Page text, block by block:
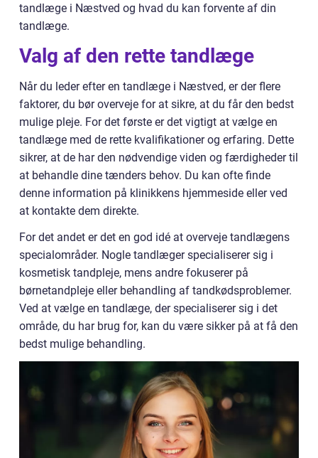
tandlæge i Næstved og hvad du kan forvente af din
tandlæge.
Valg af den rette tandlæge
Når du leder efter en tandlæge i Næstved, er der flere
faktorer, du bør overveje for at sikre, at du får den bedst
mulige pleje. For det første er det vigtigt at vælge en
tandlæge med de rette kvalifikationer og erfaring. Dette
sikrer, at de har den nødvendige viden og færdigheder til
at behandle dine tænders behov. Du kan ofte finde
denne information på klinikkens hjemmeside eller ved
at kontakte dem direkte.
For det andet er det en god idé at overveje tandlægens
specialområder. Nogle tandlæger specialiserer sig i
kosmetisk tandpleje, mens andre fokuserer på
børnetandpleje eller behandling af tandkødsproblemer.
Ved at vælge en tandlæge, der specialiserer sig i det
område, du har brug for, kan du være sikker på at få den
bedst mulige behandling.